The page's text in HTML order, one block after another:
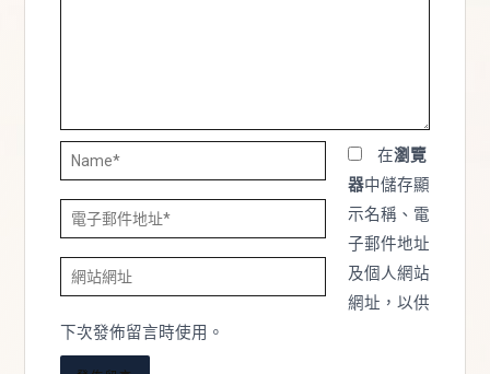
Name*
電
子
郵
件
地
址
網
站
網
址
在瀏覽
器中儲存顯
示名稱、電
子郵件地址
及個人網站
網址，以供
下次發佈留言時使用。